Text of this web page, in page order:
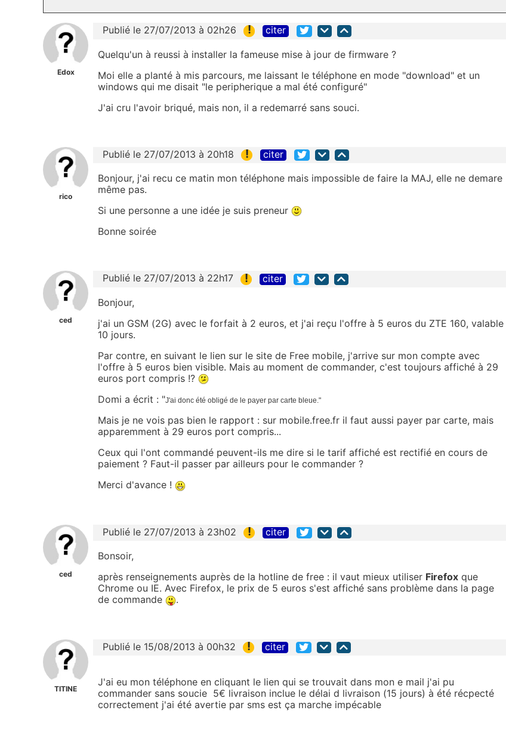
Edox
Publié le 27/07/2013 à 02h26 ! citer
Quelqu'un à reussi à installer la fameuse mise à jour de firmware ?
Moi elle a planté à mis parcours, me laissant le téléphone en mode "download" et un
windows qui me disait "le peripherique a mal été configuré"
J'ai cru l'avoir briqué, mais non, il a redemarré sans souci.
rico
Publié le 27/07/2013 à 20h18 ! citer
Bonjour, j'ai recu ce matin mon téléphone mais impossible de faire la MAJ, elle ne demare
même pas.
Si une personne a une idée je suis preneur
Bonne soirée
ced
Publié le 27/07/2013 à 22h17 ! citer
Bonjour,
j'ai un GSM (2G) avec le forfait à 2 euros, et j'ai reçu l'offre à 5 euros du ZTE 160, valable
10 jours.
Par contre, en suivant le lien sur le site de Free mobile, j'arrive sur mon compte avec
l'offre à 5 euros bien visible. Mais au moment de commander, c'est toujours affiché à 29
euros port compris !?
Domi a écrit : "J'ai donc été obligé de le payer par carte bleue."
Mais je ne vois pas bien le rapport : sur mobile.free.fr il faut aussi payer par carte, mais
apparemment à 29 euros port compris...
Ceux qui l'ont commandé peuvent-ils me dire si le tarif affiché est rectifié en cours de
paiement ? Faut-il passer par ailleurs pour le commander ?
Merci d'avance !
ced
Publié le 27/07/2013 à 23h02 ! citer
Bonsoir,
après renseignements auprès de la hotline de free : il vaut mieux utiliser Firefox que
Chrome ou IE. Avec Firefox, le prix de 5 euros s'est affiché sans problème dans la page
de commande
.
TITINE
Publié le 15/08/2013 à 00h32 ! citer
J'ai eu mon téléphone en cliquant le lien qui se trouvait dans mon e mail j'ai pu
commander sans soucie 5€ livraison inclue le délai d livraison (15 jours) à été récpecté
correctement j'ai été avertie par sms est ça marche impécable